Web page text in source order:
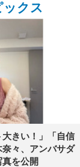
クス
大きい！」「自信
々、アンバサダ
を公開